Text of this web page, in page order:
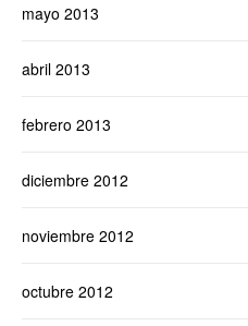
mayo 2013
abril 2013
febrero 2013
diciembre 2012
noviembre 2012
octubre 2012